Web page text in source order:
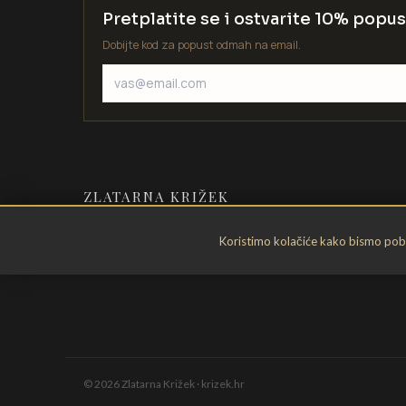
Koristimo kolačiće kako bismo
Pretplatite se i ostvarite 10%
Dobijte kod za popust odmah na email.
ZLATARNA KRIŽEK
©2026Zlatarna Križek · krizek.hr